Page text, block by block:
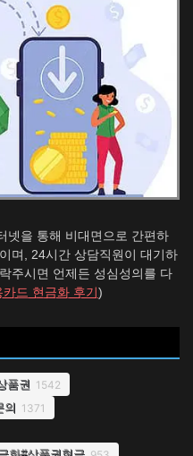
넷을 통해 비대면으로 간편하
며, 24시간 상담직원이 대기하
주시면 언제든 성심성의를 다
카드 현금화 후기 )
품권 1542
의 1371